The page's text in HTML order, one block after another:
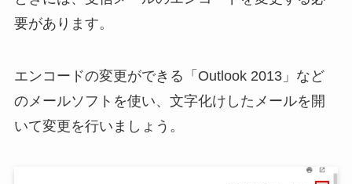
要があります。
エンコードの変更ができる「Outlook 2013」など
のメールソフトを使い、文字化けしたメールを開
いて変更を行いましょう。